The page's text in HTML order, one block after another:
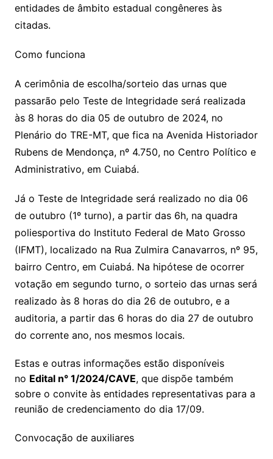
entidades de âmbito estadual congêneres às
citadas.
Como funciona
A cerimônia de escolha/sorteio das urnas que
passarão pelo Teste de Integridade será realizada
às 8 horas do dia 05 de outubro de 2024, no
Plenário do TRE-MT, que fica na Avenida Historiador
Rubens de Mendonça, nº 4.750, no Centro Político e
Administrativo, em Cuiabá.
Já o Teste de Integridade será realizado no dia 06
de outubro (1º turno), a partir das 6h, na quadra
poliesportiva do Instituto Federal de Mato Grosso
(IFMT), localizado na Rua Zulmira Canavarros, nº 95,
bairro Centro, em Cuiabá. Na hipótese de ocorrer
votação em segundo turno, o sorteio das urnas será
realizado às 8 horas do dia 26 de outubro, e a
auditoria, a partir das 6 horas do dia 27 de outubro
do corrente ano, nos mesmos locais.
Estas e outras informações estão disponíveis
no Edital n° 1/2024/CAVE, que dispõe também
sobre o convite às entidades representativas para a
reunião de credenciamento do dia 17/09.
Convocação de auxiliares